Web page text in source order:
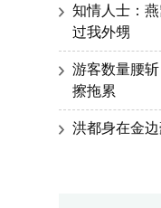
知情人士：
过我外甥
游客数量腰
擦拖累
洪都身在金